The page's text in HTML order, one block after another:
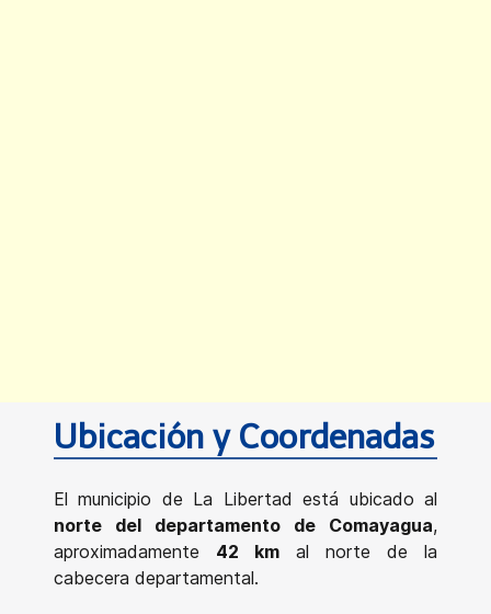
Ubicación y Coordenadas
El municipio de La Libertad está ubicado al
norte del departamento de Comayagua,
aproximadamente 42 km al norte de la
cabecera departamental.